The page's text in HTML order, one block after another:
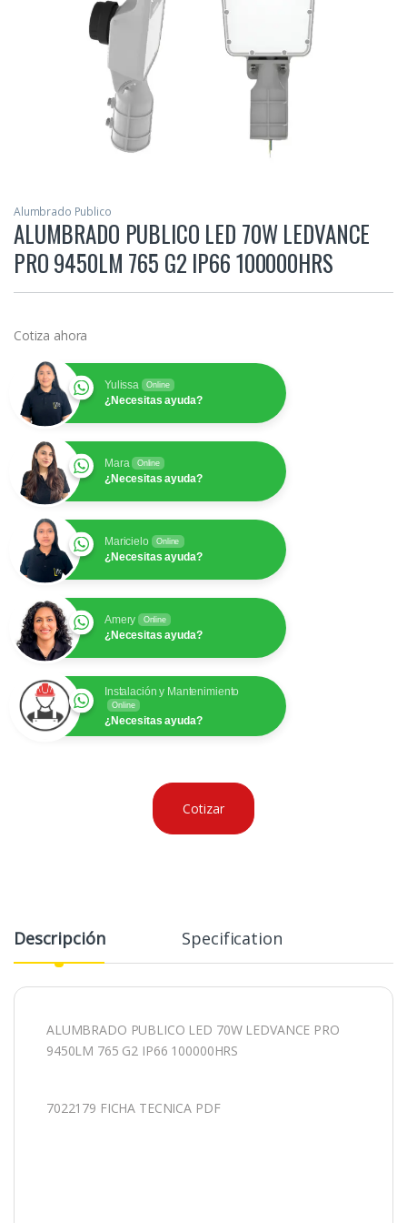
Alumbrado Publico
ALUMBRADO PUBLICO LED 70W LEDVANCE
PRO 9450LM 765 G2 IP66 100000HRS
Cotiza ahora
Yulissa Online
¿Necesitas ayuda?
Mara Online
¿Necesitas ayuda?
Maricielo Online
¿Necesitas ayuda?
Amery Online
¿Necesitas ayuda?
Instalación y Mantenimiento
Online
¿Necesitas ayuda?
Cotizar
Descripción Specification
ALUMBRADO PUBLICO LED 70W LEDVANCE PRO
9450LM 765 G2 IP66 100000HRS
7022179 FICHA TECNICA PDF